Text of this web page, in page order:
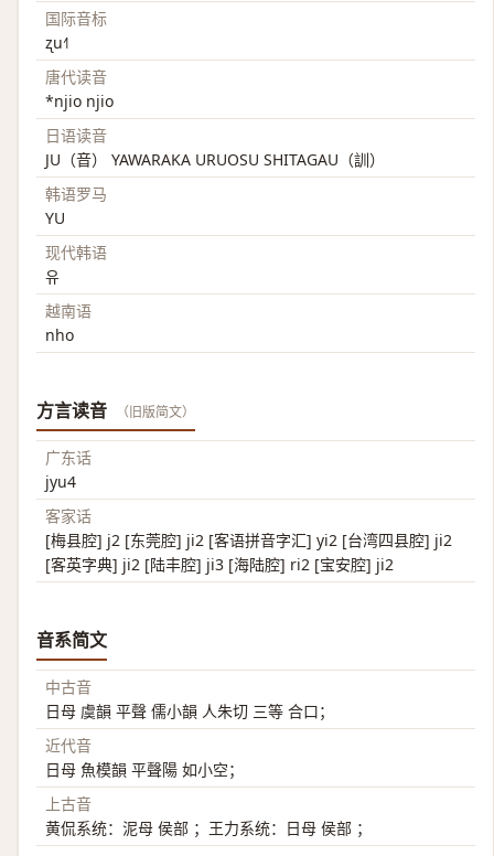
国际音标
ʐu˧˥
唐代读音
*njio njio
日语读音
JU（音） YAWARAKA URUOSU SHITAGAU（訓）
韩语罗马
YU
现代韩语
유
越南语
nho
方言读音 （旧版简文）
广东话
jyu4
客家话
[梅县腔] j2 [东莞腔] ji2 [客语拼音字汇] yi2 [台湾四县腔] ji2
[客英字典] ji2 [陆丰腔] ji3 [海陆腔] ri2 [宝安腔] ji2
音系简文
中古音
日母 虞韻 平聲 儒小韻 人朱切 三等 合口；
近代音
日母 魚模韻 平聲陽 如小空；
上古音
黄侃系统：泥母 侯部 ；王力系统：日母 侯部 ；